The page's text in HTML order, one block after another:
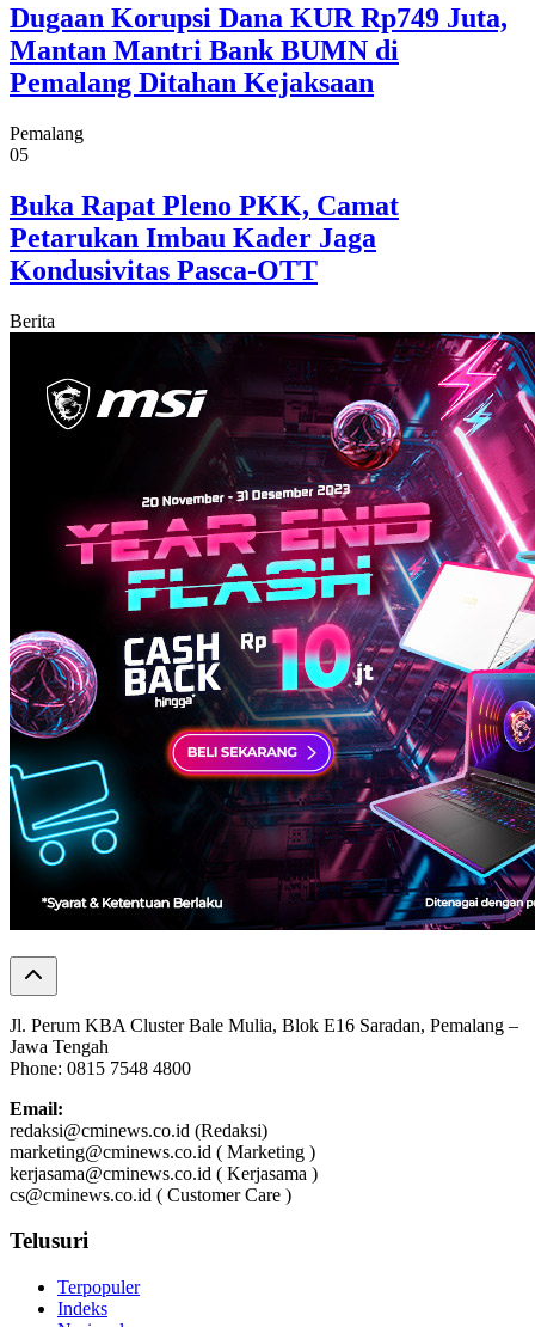
Dugaan Korupsi Dana KUR Rp749 Juta,
Mantan Mantri Bank BUMN di
Pemalang Ditahan Kejaksaan
Pemalang
05
Buka Rapat Pleno PKK, Camat
Petarukan Imbau Kader Jaga
Kondusivitas Pasca-OTT
Berita
Jl. Perum KBA Cluster Bale Mulia, Blok E16 Saradan, Pemalang –
Jawa Tengah
Phone: 0815 7548 4800
Email:
redaksi@cminews.co.id (Redaksi)
marketing@cminews.co.id ( Marketing )
kerjasama@cminews.co.id ( Kerjasama )
cs@cminews.co.id ( Customer Care )
Telusuri
Terpopuler
Indeks